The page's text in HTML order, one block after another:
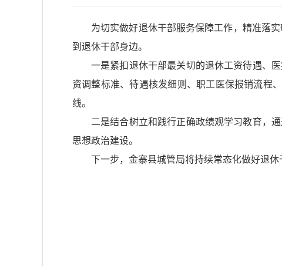
为切实做好退休干部服务保障工作，精准落
到退休干部身边。
一是紧扣退休干部最关切的退休工资待遇、
资调整标准、待遇核发细则、职工医保报销流程
线。
二是结合树立和践行正确政绩观学习教育，
思想政治建设。
下一步，金寨县城管局将持续常态化做好退